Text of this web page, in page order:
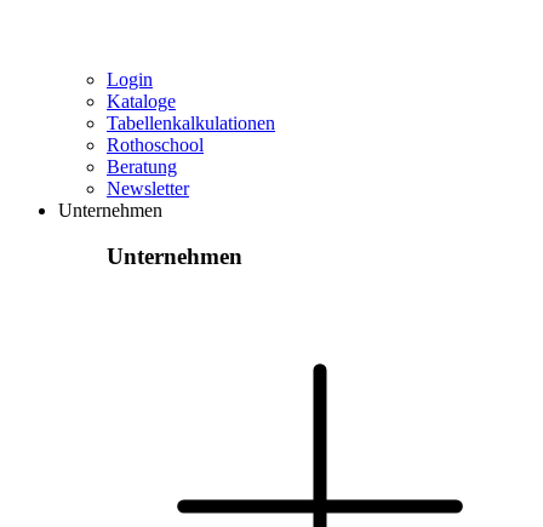
Login
Kataloge
Tabellenkalkulationen
Rothoschool
Beratung
Newsletter
Unternehmen
Unternehmen